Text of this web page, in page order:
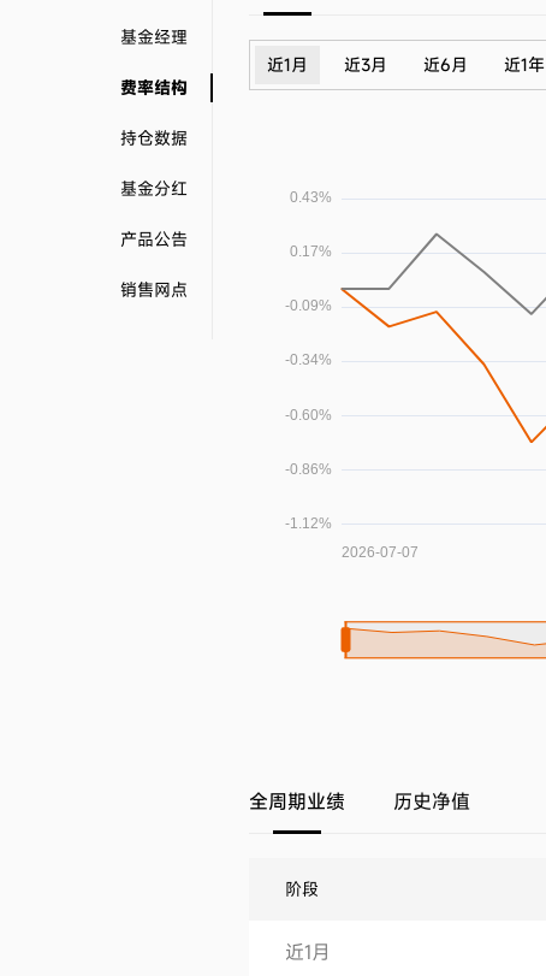
基金经理
费率结构
持仓数据
基金分红
产品公告
销售网点
近1月 近3月 近6月 近1年
全周期业绩 历史净值
阶段
近1月